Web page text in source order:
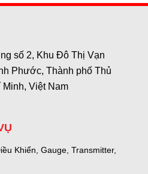
số 2, Khu Đô Thị Vạn
Phước, Thành phố Thủ
Việt Nam
Khiển, Gauge, Transmitter,